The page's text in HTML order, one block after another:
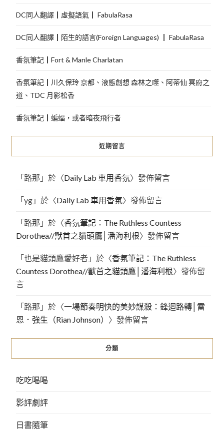
DC同人翻譯┃虛擬語氣┃ FabulaRasa
DC同人翻譯┃陌生的語言(Foreign Languages) ┃ FabulaRasa
香氛筆記┃Fort & Manle Charlatan
香氛筆記┃川久保玲 京都、液態創想 森林之噬、阿蒂仙 冥府之
道、TDC 月影松香
香氛筆記┃蝙蝠，或者暗夜飛行者
近期留言
「路那 」於〈Daily Lab 車用香氛〉發佈留言
「yg」於〈Daily Lab 車用香氛〉發佈留言
「路那 」於〈香氛筆記：The Ruthless Countess
Dorothea//獸首之貓頭鷹│潘海利根〉發佈留言
「也是貓頭鷹愛好者」於〈香氛筆記：The Ruthless
Countess Dorothea//獸首之貓頭鷹│潘海利根〉發佈留
言
「路那 」於〈一場節奏明快的美妙謀殺：鋒迴路轉│雷
恩．強生（Rian Johnson） 〉發佈留言
分類
吃吃喝喝
影評劇評
日書隨筆